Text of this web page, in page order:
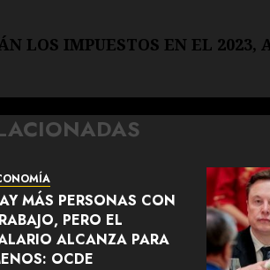
LOS IMPUESTOS EN EL 2023,
MÁS PERSONAS CON
PERO EL
ALCANZA PARA
OCDE